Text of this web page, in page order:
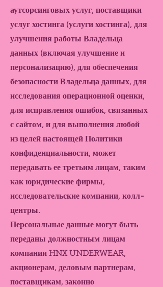
аутсорсинговых услуг, поставщики
услуг хостинга (услуги хостинга), для
улучшения работы Владельца
данных (включая улучшение и
персонализацию), для обеспечения
безопасности Владельца данных, для
исследования операционной оценки,
для исправления ошибок, связанных
с сайтом, и для выполнения любой
из целей настоящей Политики
конфиденциальности, может
передавать ее третьим лицам, таким
как юридические фирмы,
исследовательские компании, колл-
центры.
Персональные данные могут быть
переданы должностным лицам
компании HNX UNDERWEAR,
акционерам, деловым партнерам,
поставщикам, законно